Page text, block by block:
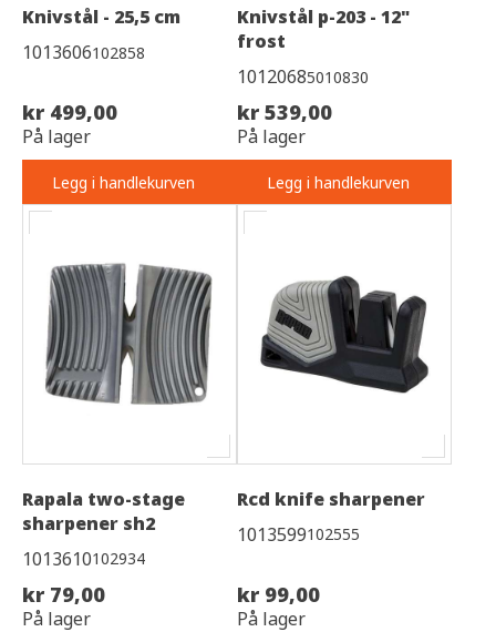
Knivstål - 25,5 cm
1013606102858
kr 499,00
På lager
Legg i handlekurven
Knivstål p-203 - 12"
frost
10120685010830
kr 539,00
På lager
Legg i handlekurven
Rapala two-stage
sharpener sh2
1013610102934
kr 79,00
På lager
Rcd knife sharpener
1013599102555
kr 99,00
På lager